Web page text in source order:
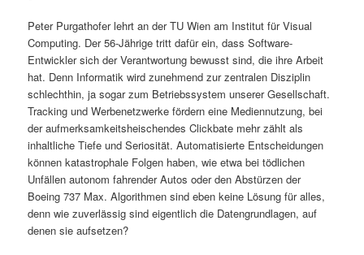
r
i
n
g
e
n
s
p
r
i
n
g
e
Peter Purgathofer lehrt an der TU Wien am Institut für Visual
Computing. Der 56-Jährige tritt dafür ein, dass Software-
Entwickler sich der Verantwortung bewusst sind, die ihre Arbeit
hat. Denn Informatik wird zunehmend zur zentralen Disziplin
schlechthin, ja sogar zum Betriebssystem unserer Gesellschaft.
Tracking und Werbenetzwerke fördern eine Mediennutzung, bei
der aufmerksamkeitsheischendes Clickbate mehr zählt als
inhaltliche Tiefe und Seriosität. Automatisierte Entscheidungen
können katastrophale Folgen haben, wie etwa bei tödlichen
Unfällen autonom fahrender Autos oder den Abstürzen der
Boeing 737 Max. Algorithmen sind eben keine Lösung für alles,
denn wie zuverlässig sind eigentlich die Datengrundlagen, auf
denen sie aufsetzen?